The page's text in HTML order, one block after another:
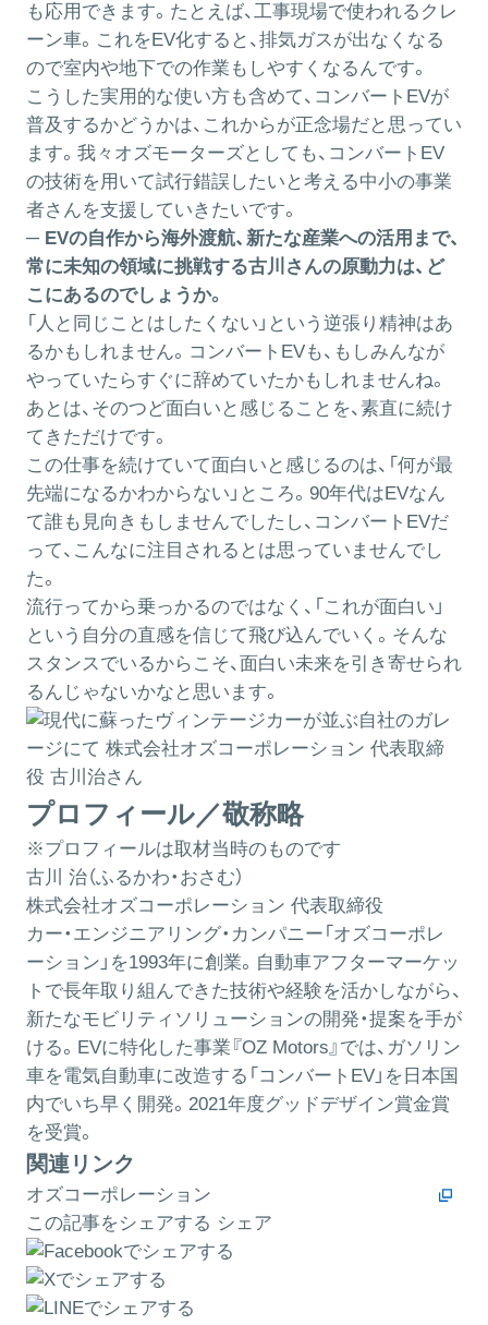
も応用できます。たとえば、工事現場で使われるクレ
ーン車。これをEV化すると、排気ガスが出なくなる
ので室内や地下での作業もしやすくなるんです。
こうした実用的な使い方も含めて、コンバートEVが
普及するかどうかは、これからが正念場だと思ってい
ます。我々オズモーターズとしても、コンバートEV
の技術を用いて試行錯誤したいと考える中小の事業
者さんを支援していきたいです。
─ EVの自作から海外渡航、新たな産業への活用まで、
常に未知の領域に挑戦する古川さんの原動力は、ど
こにあるのでしょうか。
「人と同じことはしたくない」という逆張り精神はあ
るかもしれません。コンバートEVも、もしみんなが
やっていたらすぐに辞めていたかもしれませんね。
あとは、そのつど面白いと感じることを、素直に続け
てきただけです。
この仕事を続けていて面白いと感じるのは、「何が最
先端になるかわからない」ところ。90年代はEVなん
て誰も見向きもしませんでしたし、コンバートEVだ
って、こんなに注目されるとは思っていませんでし
た。
流行ってから乗っかるのではなく、「これが面白い」
という自分の直感を信じて飛び込んでいく。そんな
スタンスでいるからこそ、面白い未来を引き寄せられ
るんじゃないかなと思います。
プロフィール／敬称略
※プロフィールは取材当時のものです
古川 治（ふるかわ・おさむ）
株式会社オズコーポレーション 代表取締役
カー・エンジニアリング・カンパニー「オズコーポレ
ーション」を1993年に創業。自動車アフターマーケッ
トで長年取り組んできた技術や経験を活かしながら、
新たなモビリティソリューションの開発・提案を手が
ける。EVに特化した事業『OZ Motors』では、ガソリン
車を電気自動車に改造する「コンバートEV」を日本国
内でいち早く開発。2021年度グッドデザイン賞金賞
を受賞。
関連リンク
オズコーポレーション
この記事をシェアする シェア